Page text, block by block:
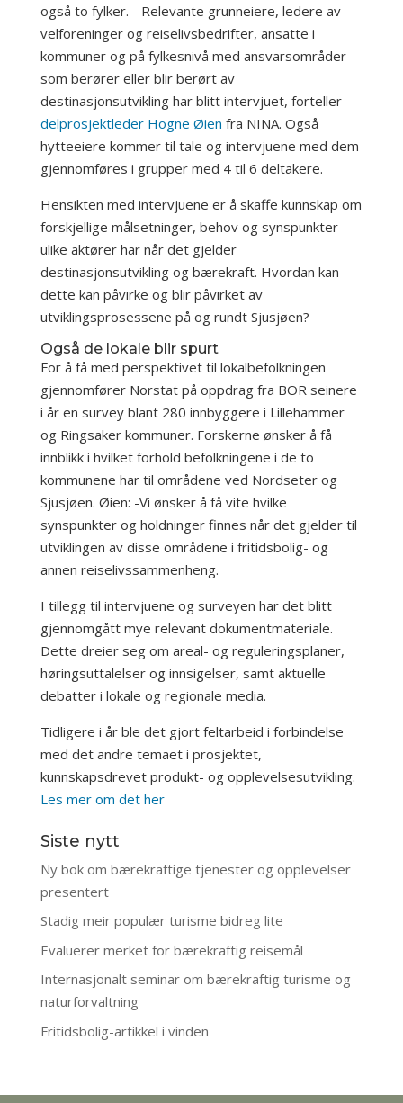
også to fylker. -Relevante grunneiere, ledere av
velforeninger og reiselivsbedrifter, ansatte i
kommuner og på fylkesnivå med ansvarsområder
som berører eller blir berørt av
destinasjonsutvikling har blitt intervjuet, forteller
delprosjektleder Hogne Øien fra NINA. Også
hytteeiere kommer til tale og intervjuene med dem
gjennomføres i grupper med 4 til 6 deltakere.
Hensikten med intervjuene er å skaffe kunnskap om
forskjellige målsetninger, behov og synspunkter
ulike aktører har når det gjelder
destinasjonsutvikling og bærekraft. Hvordan kan
dette kan påvirke og blir påvirket av
utviklingsprosessene på og rundt Sjusjøen?
Også de lokale blir spurt
For å få med perspektivet til lokalbefolkningen
gjennomfører Norstat på oppdrag fra BOR seinere
i år en survey blant 280 innbyggere i Lillehammer
og Ringsaker kommuner. Forskerne ønsker å få
innblikk i hvilket forhold befolkningene i de to
kommunene har til områdene ved Nordseter og
Sjusjøen. Øien: -Vi ønsker å få vite hvilke
synspunkter og holdninger finnes når det gjelder til
utviklingen av disse områdene i fritidsbolig- og
annen reiselivssammenheng.
I tillegg til intervjuene og surveyen har det blitt
gjennomgått mye relevant dokumentmateriale.
Dette dreier seg om areal- og reguleringsplaner,
høringsuttalelser og innsigelser, samt aktuelle
debatter i lokale og regionale media.
Tidligere i år ble det gjort feltarbeid i forbindelse
med det andre temaet i prosjektet,
kunnskapsdrevet produkt- og opplevelsesutvikling.
Les mer om det her
Siste nytt
Ny bok om bærekraftige tjenester og opplevelser
presentert
Stadig meir populær turisme bidreg lite
Evaluerer merket for bærekraftig reisemål
Internasjonalt seminar om bærekraftig turisme og
naturforvaltning
Fritidsbolig-artikkel i vinden